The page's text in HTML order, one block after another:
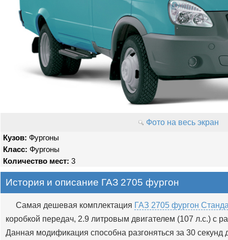
Фото на весь экран
Кузов: Фургоны
Класс: Фургоны
Количество мест: 3
История и описание ГАЗ 2705 фургон
Самая дешевая комплектация ГАЗ 2705 фургон
коробкой передач, 2.9 литровым двигателем (107 л.с.) с
Данная модификация способна разгоняться за 30 секунд